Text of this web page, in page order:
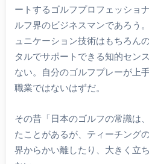
ートするゴルフプロフェッショ
ルフ界のビジネスマンであろう
ュニケーション技術はもちろん
タルでサポートできる知的セン
ない。自分のゴルフプレーが上
職業ではないはずだ。
その昔「日本のゴルフの常識は
たことがあるが、ティーチング
界からかい離したり、大きく立